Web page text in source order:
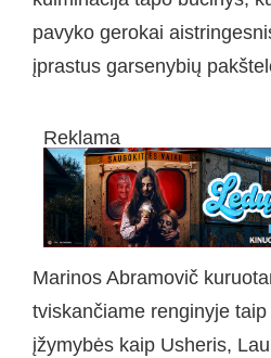
pavyko gerokai
įprastus garsenybių
Reklama
Marinos Abramovič
tviskančiame renginyje
įžymybės kaip Usheris,